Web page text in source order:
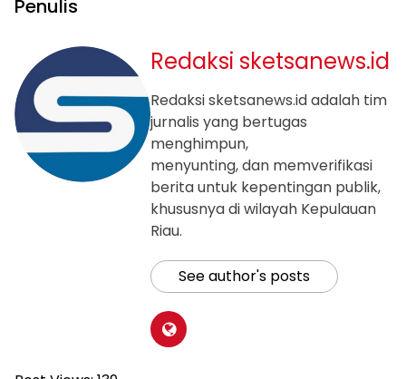
Penulis
Redaksi sketsanews.id
Redaksi sketsanews.id adalah tim
jurnalis yang bertugas
menghimpun,
menyunting, dan memverifikasi
berita untuk kepentingan publik,
khususnya di wilayah Kepulauan
Riau.
See author's posts